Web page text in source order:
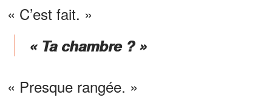
« C’est fait. »
« Ta chambre ? »
« Presque rangée. »